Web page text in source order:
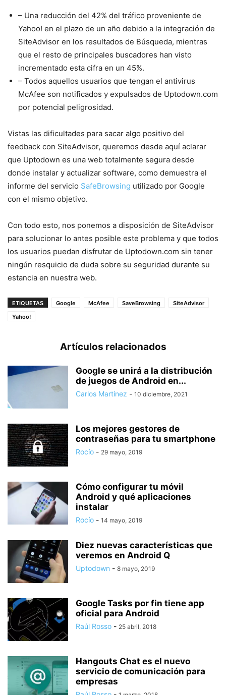
– Una reducción del 42% del tráfico proveniente de
Yahoo! en el plazo de un año debido a la integración de
SiteAdvisor en los resultados de Búsqueda, mientras
que el resto de principales buscadores han visto
incrementado esta cifra en un 45%.
– Todos aquellos usuarios que tengan el antivirus
McAfee son notificados y expulsados de Uptodown.com
por potencial peligrosidad.
Vistas las dificultades para sacar algo positivo del
feedback con SiteAdvisor, queremos desde aquí aclarar
que Uptodown es una web totalmente segura desde
donde instalar y actualizar software, como demuestra el
informe del servicio SafeBrowsing utilizado por Google
con el mismo objetivo.
Con todo esto, nos ponemos a disposición de SiteAdvisor
para solucionar lo antes posible este problema y que todos
los usuarios puedan disfrutar de Uptodown.com sin tener
ningún resquicio de duda sobre su seguridad durante su
estancia en nuestra web.
ETIQUETAS Google McAfee SaveBrowsing
SiteAdvisor
Yahoo!
Artículos relacionados
Google se unirá a la distribución
de juegos de Android en...
Carlos Martínez - 10 diciembre, 2021
Los mejores gestores de
contraseñas para tu smartphone
Rocío - 29 mayo, 2019
Cómo configurar tu móvil
Android y qué aplicaciones
instalar
Rocío - 14 mayo, 2019
Diez nuevas características que
veremos en Android Q
Uptodown - 8 mayo, 2019
Google Tasks por fin tiene app
oficial para Android
Raúl Rosso - 25 abril, 2018
Hangouts Chat es el nuevo
servicio de comunicación para
empresas